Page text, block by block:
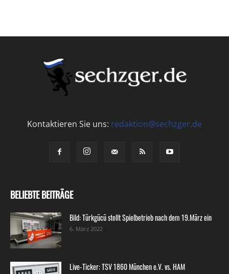
Kontaktieren Sie uns: redaktion@sechzger.de
BELIEBTE BEITRÄGE
Bild: Türkgücü stellt Spielbetrieb nach dem 19.März ein
6. März 2022
Live-Ticker: TSV 1860 München e.V. vs. HAM